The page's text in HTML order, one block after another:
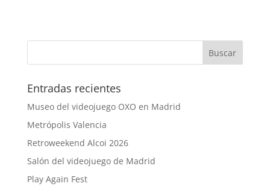
Entradas recientes
Museo del videojuego OXO en Madrid
Metrópolis Valencia
Retroweekend Alcoi 2026
Salón del videojuego de Madrid
Play Again Fest